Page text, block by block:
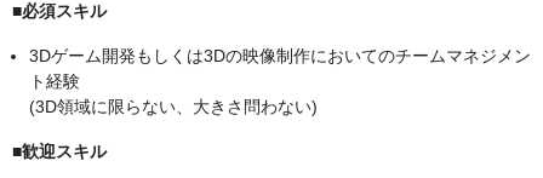
■必須スキル
3Dゲーム開発もしくは3Dの映像制作においてのチームマネジメン
ト経験
(3D領域に限らない、大きさ問わない)
■歓迎スキル